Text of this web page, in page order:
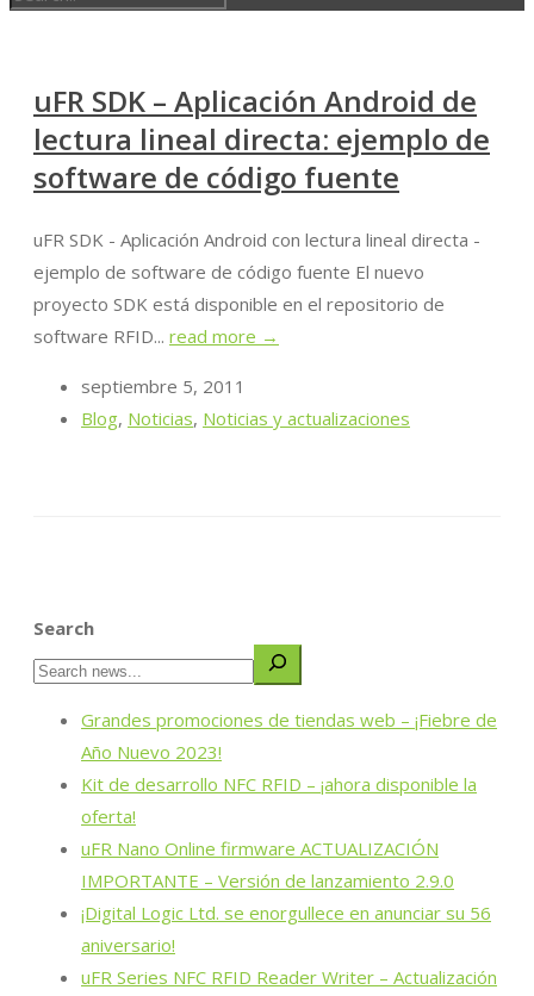
uFR SDK – Aplicación Android de
lectura lineal directa: ejemplo de
software de código fuente
uFR SDK - Aplicación Android con lectura lineal directa -
ejemplo de software de código fuente El nuevo
proyecto SDK está disponible en el repositorio de
software RFID... read more →
septiembre 5, 2011
Blog, Noticias, Noticias y actualizaciones
Search
Grandes promociones de tiendas web – ¡Fiebre de
Año Nuevo 2023!
Kit de desarrollo NFC RFID – ¡ahora disponible la
oferta!
uFR Nano Online firmware ACTUALIZACIÓN
IMPORTANTE – Versión de lanzamiento 2.9.0
¡Digital Logic Ltd. se enorgullece en anunciar su 56
aniversario!
uFR Series NFC RFID Reader Writer – Actualización